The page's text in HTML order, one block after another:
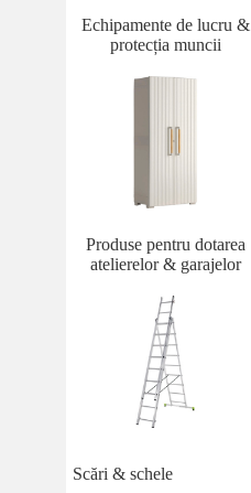
Echipamente de lucru &
protecția muncii
Produse pentru dotarea
atelierelor & garajelor
Scări & schele